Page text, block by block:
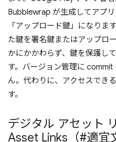
Bubblewrap が生成してアプ
「アップロード鍵」になりま
た鍵を署名鍵またはアップロ
かにかかわらず、鍵を保護し
す。バージョン管理に
ん。代わりに、アクセスでき
す。
デジタル アセット
Asset Links（#適宜